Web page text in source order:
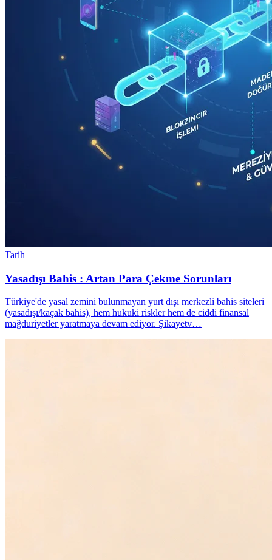
Tarih
Yasadışı Bahis : Artan Para Çekme Sorunları
Türkiye'de yasal zemini bulunmayan yurt dışı merkezli bahis siteleri
(yasadışı/kaçak bahis), hem hukuki riskler hem de ciddi finansal
mağduriyetler yaratmaya devam ediyor. Şikayetv…